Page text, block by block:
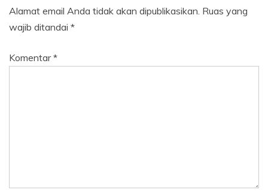
Alamat email Anda tidak akan dipublikasikan. Ruas yang
wajib ditandai *
Komentar*